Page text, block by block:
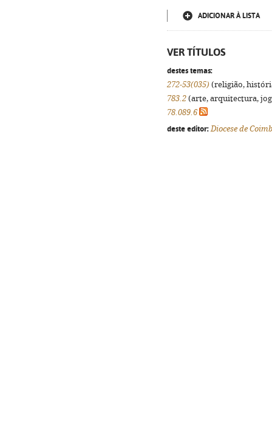
ADICIONAR À LISTA
VER TÍTULOS
destes temas:
272-53(035) (religião,
783.2 (arte, arquitectura,
78.089.6
deste editor: Diocese de